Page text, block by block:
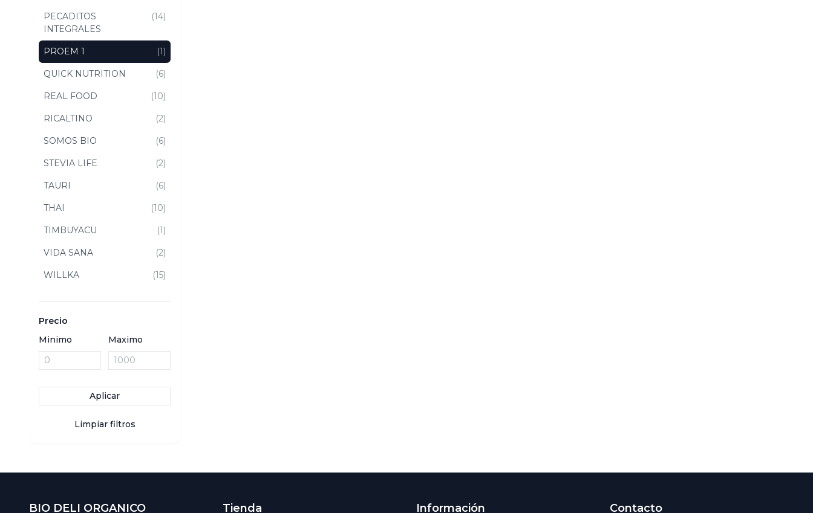
PECADITOS
INTEGRALES
(14)
PROEM 1 (1)
QUICK NUTRITION (6)
REAL FOOD (10)
RICALTINO (2)
SOMOS BIO (6)
STEVIA LIFE (2)
TAURI (6)
THAI (10)
TIMBUYACU (1)
VIDA SANA (2)
WILLKA (15)
Precio
Minimo
Maximo
Aplicar
Limpiar filtros
BIO DELI ORGANICO Tienda Información Contacto